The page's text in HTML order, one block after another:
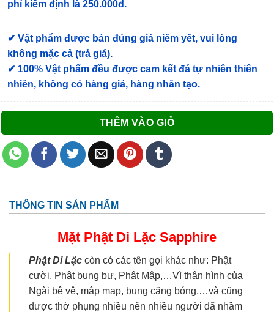
phí kiểm định là 250.000đ.
✔ Vật phẩm được bán đúng giá niêm yết, vui lòng
không mặc cả (trả giá).
✔ 100% Vật phẩm đều được cam kết đá tự nhiên thiên
nhiên, không có hàng giả, hàng nhân tạo.
THÊM VÀO GIỎ
THÔNG TIN SẢN PHẨM
Mặt Phật Di Lặc Sapphire
Phật Di Lặc còn có các tên gọi khác như: Phật
cười, Phật bụng bự, Phật Mập,…Vì thân hình của
Ngài bệ vệ, mập mạp, bụng căng bóng,…và cũng
được thờ phụng nhiều nên nhiều người đã nhầm